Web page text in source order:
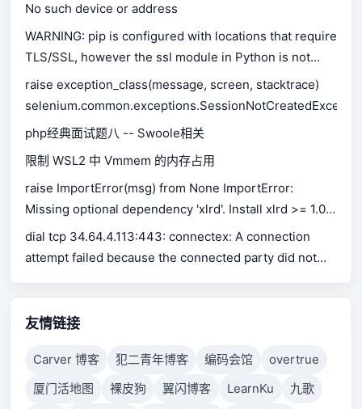
No such device or address
WARNING: pip is configured with locations that require
TLS/SSL, however the ssl module in Python is not
available.
raise exception_class(message, screen, stacktrace)
php经典面试题八 -- Swoole相关
限制 WSL2 中 Vmmem 的内存占用
raise ImportError(msg) from None ImportError:
Missing optional dependency 'xlrd'. Install xlrd >= 1.0.0
for Excel support Use pip or conda to install xlrd.
dial tcp 34.64.4.113:443: connectex: A connection
attempt failed because the connected party did not
connection failed because connected host has failed
to respond.
友情链接
Carver 博客 犯二青年博客 编码会馆
overtrue
厦门活地图
裸皮狗 翼闪博客 LearnKu
九歌